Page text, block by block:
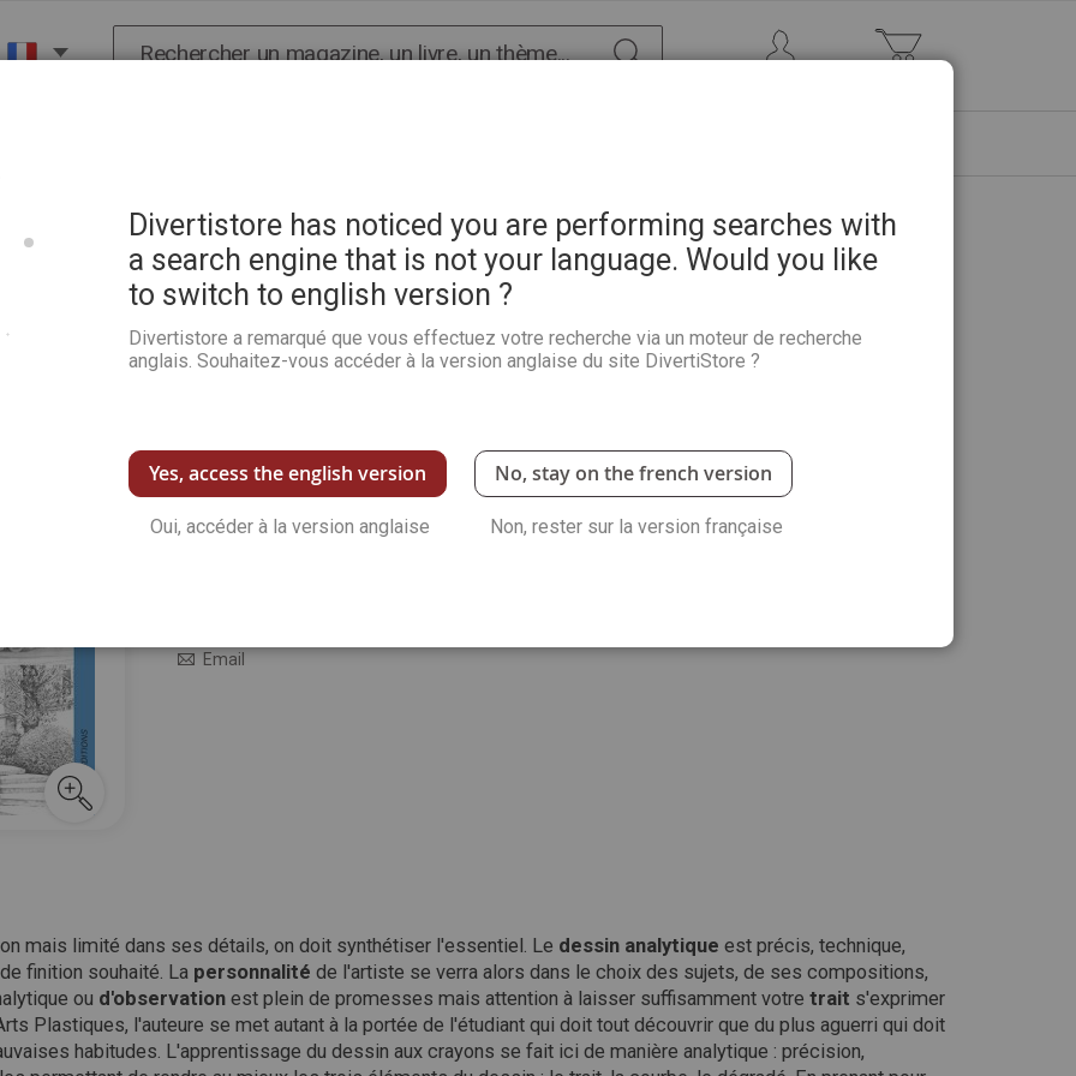
Le dessin tout en douceur
Soyez le premier à commenter ce produit
14,90 € En stock
Quantité :
Ajouter au panier
Email
mais limité dans ses détails, on doit synthétiser l'essentiel. Le dessin analytique est précis, technique,
finition souhaité. La personnalité de l'artiste se verra alors dans le choix des sujets, de ses compositions,
ou d'observation est plein de promesses mais attention à laisser suffisamment votre trait s'exprimer
Plastiques, l'auteure se met autant à la portée de l'étudiant qui doit tout découvrir que du plus aguerri qui doit
habitudes. L'apprentissage du dessin aux crayons se fait ici de manière analytique : précision,
Divertistore has noticed you are performing searches with
a search engine that is not your language. Would you like
to switch to english version ?
Divertistore a remarqué que vous effectuez votre recherche via un moteur de recherche
anglais. Souhaitez-vous accéder à la version anglaise du site DivertiStore ?
Yes, access the english version
Oui, accéder à la version anglaise
No, stay on the french version
Non, rester sur la version française